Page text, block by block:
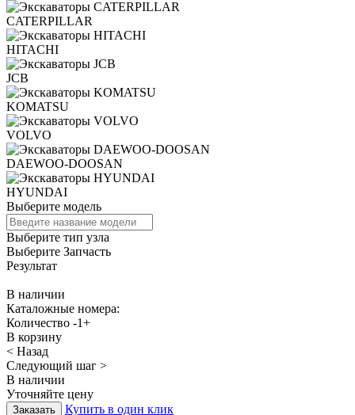
CATERPILLAR
HITACHI
JCB
KOMATSU
VOLVO
DAEWOO-DOOSAN
HYUNDAI
Выберите модель
Выберите тип узла
Выберите Запчасть
Результат
В наличии
Каталожные номера:
Количество -1+
В корзину
< Назад
Следующий шаг >
В наличии
Уточняйте цену
Купить в один клик